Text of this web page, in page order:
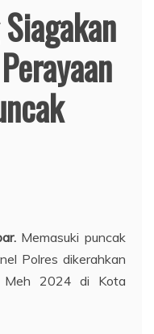
Memasuki puncak
Polres dikerahkan
Meh 2024 di Kota